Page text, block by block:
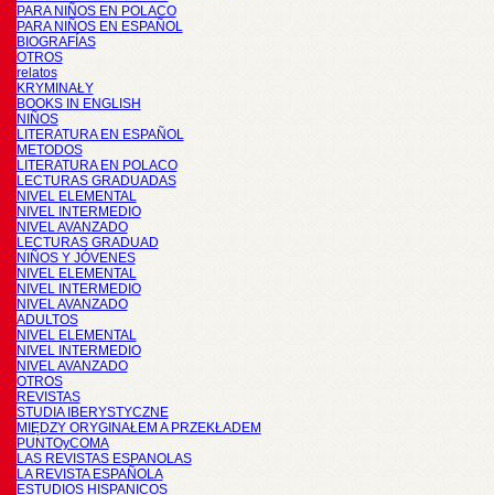
PARA NIÑOS EN POLACO
PARA NIÑOS EN ESPAÑOL
BIOGRAFÍAS
OTROS
relatos
KRYMINAŁY
BOOKS IN ENGLISH
NIÑOS
LITERATURA EN ESPAÑOL
METODOS
LITERATURA EN POLACO
LECTURAS GRADUADAS
NIVEL ELEMENTAL
NIVEL INTERMEDIO
NIVEL AVANZADO
LECTURAS GRADUAD
NIÑOS Y JÓVENES
NIVEL ELEMENTAL
NIVEL INTERMEDIO
NIVEL AVANZADO
ADULTOS
NIVEL ELEMENTAL
NIVEL INTERMEDIO
NIVEL AVANZADO
OTROS
REVISTAS
STUDIA IBERYSTYCZNE
MIĘDZY ORYGINAŁEM A PRZEKŁADEM
PUNTOyCOMA
LAS REVISTAS ESPANOLAS
LA REVISTA ESPAÑOLA
ESTUDIOS HISPANICOS